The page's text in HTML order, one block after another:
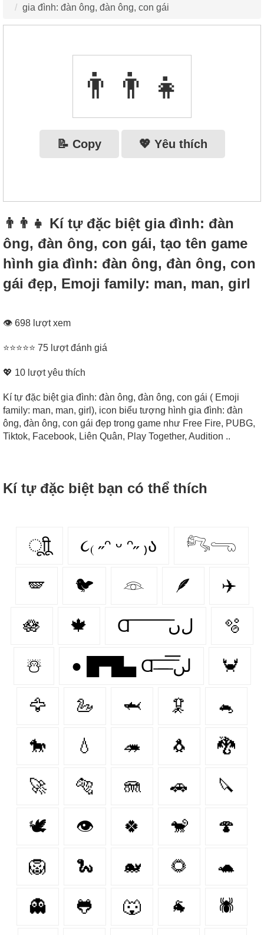
gia đình: đàn ông, đàn ông, con gái
👨‍👨‍👧
📝 Copy 💖 Yêu thích
👨‍👨‍👧 Kí tự đặc biệt gia đình: đàn
ông, đàn ông, con gái, tạo tên game
hình gia đình: đàn ông, đàn ông, con
gái đẹp, Emoji family: man, man, girl
👁 698 lượt xem
⭐⭐⭐⭐⭐ 75 lượt đánh giá
💖 10 lượt yêu thích
Kí tự đặc biệt gia đình: đàn ông, đàn ông, con gái ( Emoji
family: man, man, girl), icon biểu tượng hình gia đình: đàn
ông, đàn ông, con gái đẹp trong game như Free Fire, PUBG,
Tiktok, Facebook, Liên Quân, Play Together, Audition ..
Kí tự đặc biệt bạn có thể thích
ूाीू ૮₍ ˶ᵔ ᵕ ᵔ˶ ₎ა 𓀐𓂸
🪽 🐦 𓁻 🪶 ✈️
🪷 🍁 Ɑ͞ ͞ ͞ ͞ ͞ ͞ ͞ ͞ لﮞ 🫧
☃️ ● █▀█▄ Ɑ͞ ̶͞ ̶͞ ̶͞ لں͞ 🦀
🦅 🦢 🦈 🦑 🐁
🐎 💧 🦔 🐧 🐉
🚀 🐅 🪼 🚗 🔪
🕊️ 👁 🍀 🐒 🍄
🦁 🐍 🐋 🌻 🐢
👻 🐸 🐺 🐐 🕷